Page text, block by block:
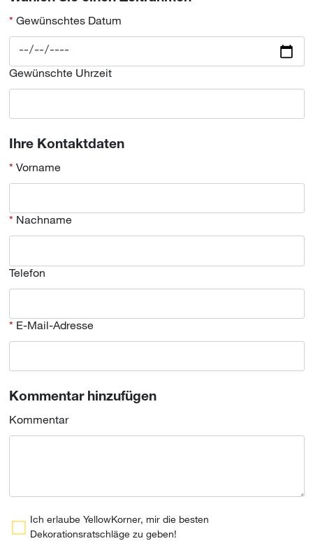
Gewünschtes Datum
Gewünschte Uhrzeit
Ihre Kontaktdaten
Vorname
Nachname
Telefon
E-Mail-Adresse
Kommentar hinzufügen
Kommentar
Ich erlaube YellowKorner, mir die besten
Dekorationsratschläge zu geben!